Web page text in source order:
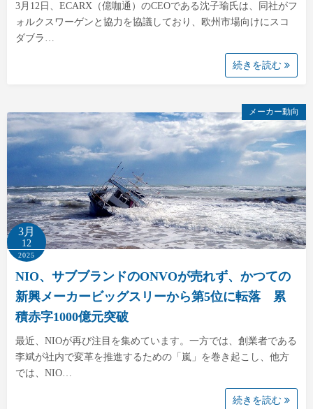
3月12日、ECARX（億咖通）のCEOである沈子瑜氏は、同社がフ
ォルクスワーゲンと協力を協議しており、欧州市場向けにスコ
ダブラ…
続きを読む
メーカー動向
3月
12
2025
NIO、サブブランドのONVOが売れず、かつての
新興メーカービッグスリーから第5位に転落 累
積赤字1000億元突破
最近、NIOが再び注目を集めています。一方では、創業者である
李斌が社内で変革を推進するための「嵐」を巻き起こし、他方
では、NIO…
続きを読む